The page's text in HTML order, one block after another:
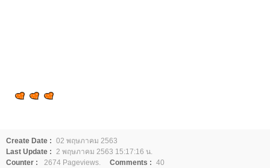
Create Date : 02 พฤษภาคม 2563
Last Update : 2 พฤษภาคม 2563 15:17:16 น.
Counter :
2674 Pageviews. Comments : 40